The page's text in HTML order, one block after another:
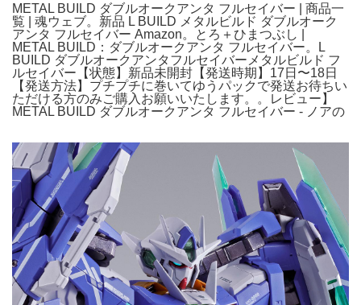
METAL BUILD ダブルオークアンタ フルセイバー | 商品一
覧 | 魂ウェブ。新品 L BUILD メタルビルド ダブルオーク
アンタ フルセイバー Amazon。とろ＋ひまつぶし |
METAL BUILD：ダブルオークアンタ フルセイバー。L
BUILD ダブルオークアンタフルセイバーメタルビルド フ
ルセイバー【状態】新品未開封【発送時期】17日〜18日
【発送方法】プチプチに巻いてゆうパックで発送お待ちい
ただける方のみご購入お願いいたします。。レビュー】
METAL BUILD ダブルオークアンタ フルセイバー - ノアの